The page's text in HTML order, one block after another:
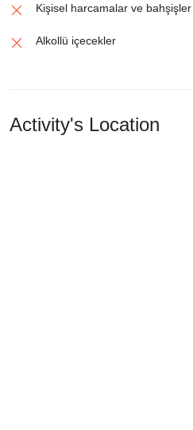
Kişisel harcamalar ve bahşişler
Alkollü içecekler
Activity's Location